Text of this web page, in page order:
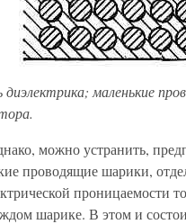
маленькие
можно устранить,
проводящие шарики,
проницаемости
шарике. В этом и